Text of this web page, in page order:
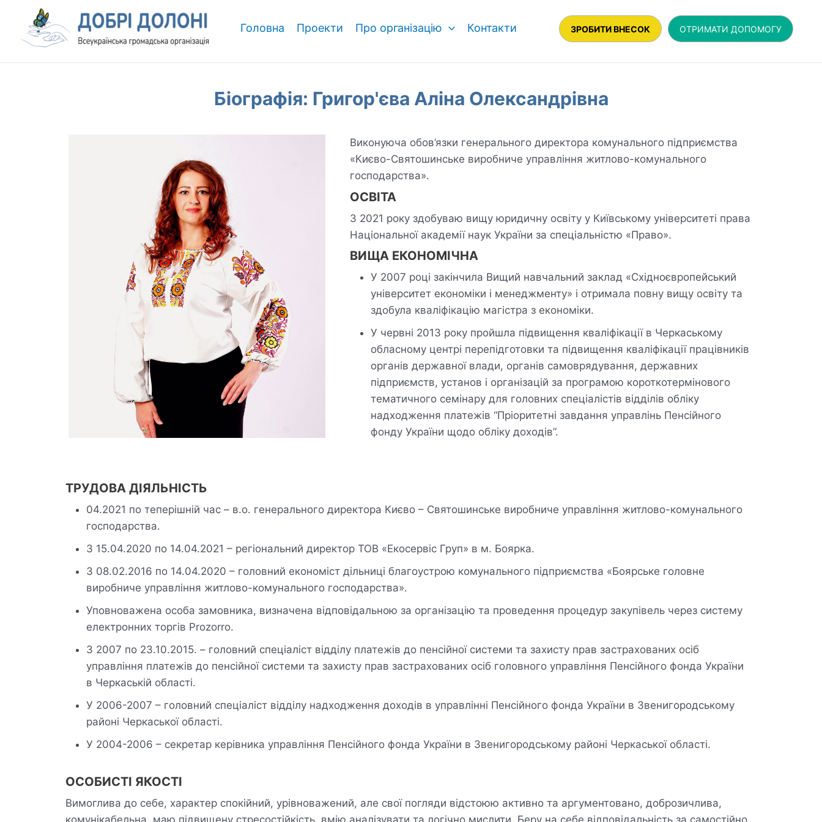
Головна Проекти Про організацію Контакти ЗРОБИТИ ВНЕСОК ОТРИМАТИ ДОПОМОГУ
Біографія: Григор'єва Аліна Олександрівна
Виконуюча обов’язки генерального директора комунального підприємства
«Києво-Святошинське виробниче управління житлово-комунального
господарства».
ОСВІТА
З 2021 року здобуваю вищу юридичну освіту у Київському університеті права
Національної академії наук України за спеціальністю «Право».
ВИЩА ЕКОНОМІЧНА
У 2007 році закінчила Вищий навчальний заклад «Східноєвропейський
університет економіки і менеджменту» і отримала повну вищу освіту та
здобула кваліфікацію магістра з економіки.
У червні 2013 року пройшла підвищення кваліфікації в Черкаському
обласному центрі перепідготовки та підвищення кваліфікації працівників
органів державної влади, органів самоврядування, державних
підприємств, установ і організацій за програмою короткотермінового
тематичного семінару для головних спеціалістів відділів обліку
надходження платежів “Пріоритетні завдання управлінь Пенсійного
фонду України щодо обліку доходів”.
ТРУДОВА ДІЯЛЬНІСТЬ
04.2021 по теперішній час – в.о. генерального директора Києво – Святошинське виробниче управління житлово-комунального
господарства.
З 15.04.2020 по 14.04.2021 – регіональний директор ТОВ «Екосервіс Груп» в м. Боярка.
З 08.02.2016 по 14.04.2020 – головний економіст дільниці благоустрою комунального підприємства «Боярське головне
виробниче управління житлово-комунального господарства».
Уповноважена особа замовника, визначена відповідальною за організацію та проведення процедур закупівель через систему
електронних торгів Prozorro.
З 2007 по 23.10.2015. – головний спеціаліст відділу платежів до пенсійної системи та захисту прав застрахованих осіб
управління платежів до пенсійної системи та захисту прав застрахованих осіб головного управління Пенсійного фонда України
в Черкаській області.
У 2006-2007 – головний спеціаліст відділу надходження доходів в управлінні Пенсійного фонда України в Звенигородському
районі Черкаської області.
У 2004-2006 – секретар керівника управління Пенсійного фонда України в Звенигородському районі Черкаської області.
ОСОБИСТІ ЯКОСТІ
Вимоглива до себе, характер спокійний, урівноважений, але свої погляди відстоюю активно та аргументовано, доброзичлива,
комунікабельна, маю підвищену стресостійкість, вмію аналізувати та логічно мислити. Беру на себе відповідальність за самостійно